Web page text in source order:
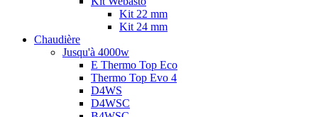
Kit 22 mm
Kit 24 mm
Chaudière
Jusqu'à 4000w
E Thermo Top Eco
Thermo Top Evo 4
D4WS
D4WSC